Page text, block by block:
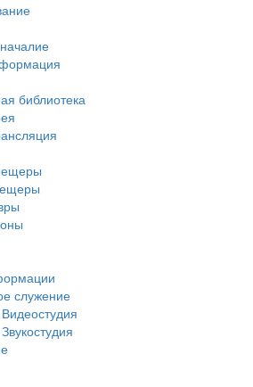
библиотека
служение